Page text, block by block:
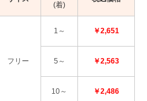
(着)
フリー
1～ ￥2,651
5～ ￥2,563
10～ ￥2,486